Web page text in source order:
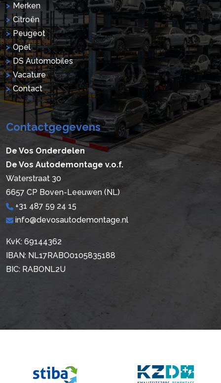
Merken
Citroën
Peugeot
Opel
DS Automobiles
Vacature
Contact
Contactgegevens
De Vos Onderdelen
De Vos Autodemontage v.o.f.
Waterstraat 30
6657 CP Boven-Leeuwen (NL)
+31 487 59 24 15
info@devosautodemontage.nl
KvK: 69144362
IBAN: NL17RABO0105835188
BIC: RABONL2U